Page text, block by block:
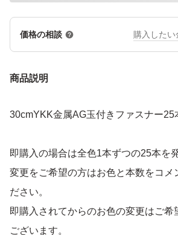
価格の相談
商品説明
30cmYKK金属AG玉付きファスナー25
即購入の場合は全色1本ずつの25本を
変更をご希望の方はお色と本数をコメ
ださい。
即購入されてからのお色の変更はご希
ございます。